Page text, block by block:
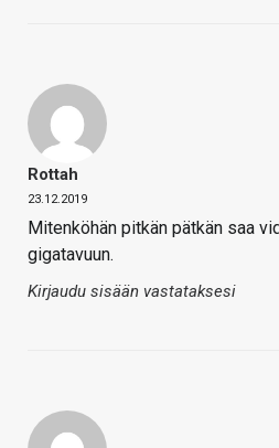
Rottah
23.12.2019
Mitenköhän pitkän pätkän saa
gigatavuun.
Kirjaudu sisään vastataksesi